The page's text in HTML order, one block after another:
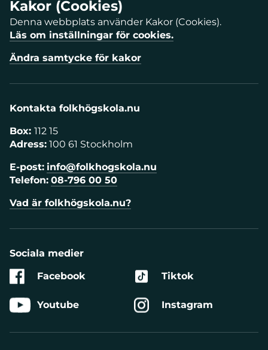
Kakor (Cookies)
Denna webbplats använder Kakor (Cookies).
Läs om inställningar för cookies.
Ändra samtycke för kakor
Kontakta folkhögskola.nu
Box: 112 15
Adress: 100 61 Stockholm
E-post: info@folkhogskola.nu
Telefon: 08-796 00 50
Vad är folkhögskola.nu?
Sociala medier
Facebook
Youtube
Tiktok
Instagram